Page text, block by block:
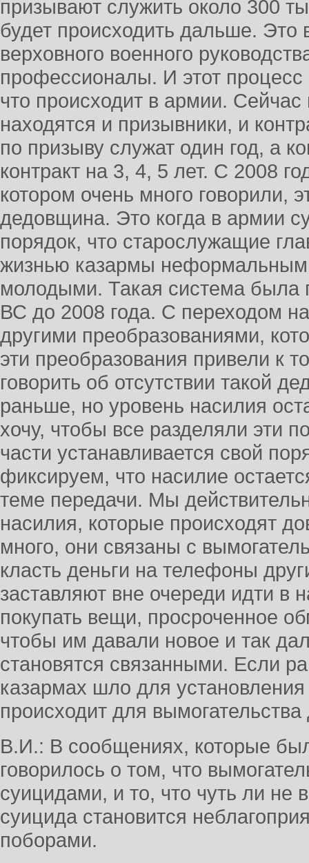
призывают служить около 300
будет происходить дальше. Это
верховного военного
профессионалы. И этот процесс
что происходит в армии. Сейчас
находятся и призывники, и
по призыву служат один год, а
контракт на 3, 4, 5 лет. С 2008
котором очень много говорили,
дедовщина. Это когда в армии
порядок, что старослужащие
жизнью казармы неформальным
молодыми. Такая система была
ВС до 2008 года. С переходом
другими преобразованиями,
эти преобразования привели к
говорить об отсутствии такой
раньше, но уровень насилия
хочу, чтобы все разделяли эти
части устанавливается свой
фиксируем, что насилие
теме передачи. Мы
насилия, которые происходят
много, они связаны с
класть деньги на телефоны
заставляют вне очереди идти в
покупать вещи, просроченное
чтобы им давали новое и так
становятся связанными. Если
казармах шло для
происходит для вымогательства
В.И.: В сообщениях, которые
говорилось о том, что
суицидами, и то, что чуть ли не
суицида становится
поборами.